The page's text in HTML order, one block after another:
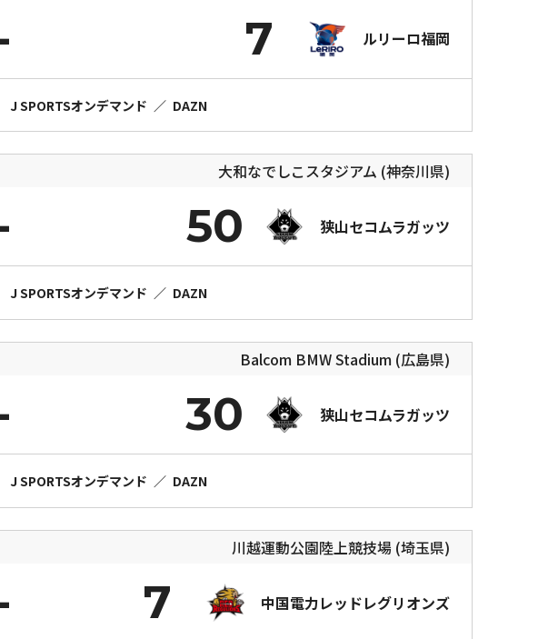
ルリーロ福岡
7
J SPORTSオンデマンド ／ DAZN
大和なでしこスタジアム (神奈川県)
狭山セコムラガッツ
50
J SPORTSオンデマンド ／ DAZN
Balcom BMW Stadium (広島県)
狭山セコムラガッツ
30
J SPORTSオンデマンド ／ DAZN
川越運動公園陸上競技場 (埼玉県)
中国電力レッドレグリオンズ
7